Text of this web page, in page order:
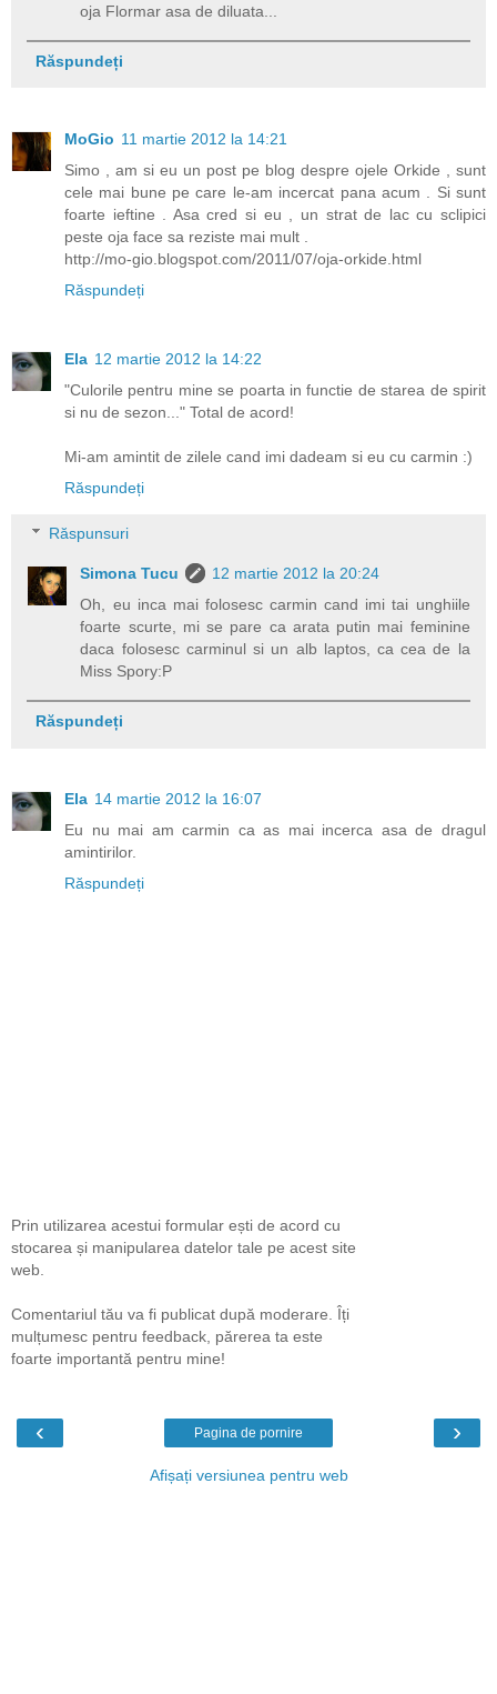
oja Flormar asa de diluata...
Răspundeți
MoGio 11 martie 2012 la 14:21
Simo , am si eu un post pe blog despre ojele Orkide , sunt
cele mai bune pe care le-am incercat pana acum . Si sunt
foarte ieftine . Asa cred si eu , un strat de lac cu sclipici
peste oja face sa reziste mai mult .
http://mo-gio.blogspot.com/2011/07/oja-orkide.html
Răspundeți
Ela 12 martie 2012 la 14:22
"Culorile pentru mine se poarta in functie de starea de spirit
si nu de sezon..." Total de acord!
Mi-am amintit de zilele cand imi dadeam si eu cu carmin :)
Răspundeți
Răspunsuri
Simona Tucu
12 martie 2012 la 20:24
Oh, eu inca mai folosesc carmin cand imi tai unghiile
foarte scurte, mi se pare ca arata putin mai feminine
daca folosesc carminul si un alb laptos, ca cea de la
Miss Spory:P
Răspundeți
Ela 14 martie 2012 la 16:07
Eu nu mai am carmin ca as mai incerca asa de dragul
amintirilor.
Răspundeți
Prin utilizarea acestui formular ești de acord cu
stocarea și manipularea datelor tale pe acest site
web.
Comentariul tău va fi publicat după moderare. Îți
mulțumesc pentru feedback, părerea ta este
foarte importantă pentru mine!
‹ ›
Pagina de pornire
Afișați versiunea pentru web